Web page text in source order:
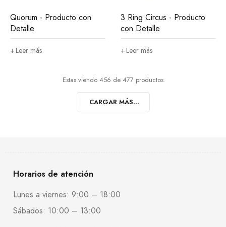
Quorum - Producto con
Detalle
Leer más
3 Ring Circus - Producto
con Detalle
Leer más
Estas viendo 456 de 477 productos
CARGAR MÁS...
Horarios de atención
Lunes a viernes: 9:00 – 18:00
Sábados: 10:00 – 13:00